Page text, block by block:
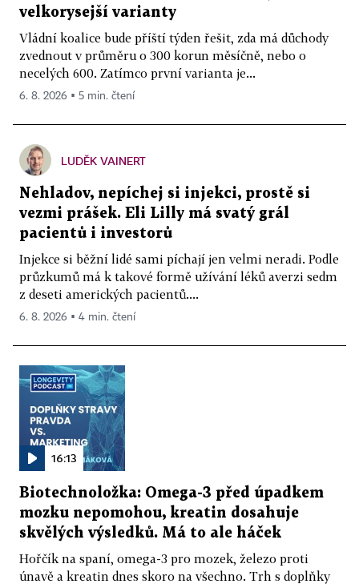
velkorysejší varianty
Vládní koalice bude příští týden řešit, zda má důchody
zvednout v průměru o 300 korun měsíčně, nebo o
necelých 600. Zatímco první varianta je...
6. 8. 2026 ▪ 5 min. čtení
LUDĚK VAINERT
Nehladov, nepíchej si injekci, prostě si
vezmi prášek. Eli Lilly má svatý grál
pacientů i investorů
Injekce si běžní lidé sami píchají jen velmi neradi. Podle
průzkumů má k takové formě užívání léků averzi sedm
z deseti amerických pacientů....
6. 8. 2026 ▪ 4 min. čtení
16:13
Biotechnoložka: Omega-3 před úpadkem
mozku nepomohou, kreatin dosahuje
skvělých výsledků. Má to ale háček
Hořčík na spaní, omega-3 pro mozek, železo proti
únavě a kreatin dnes skoro na všechno. Trh s doplňky